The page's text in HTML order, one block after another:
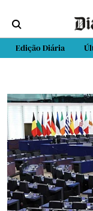
Edição Diária